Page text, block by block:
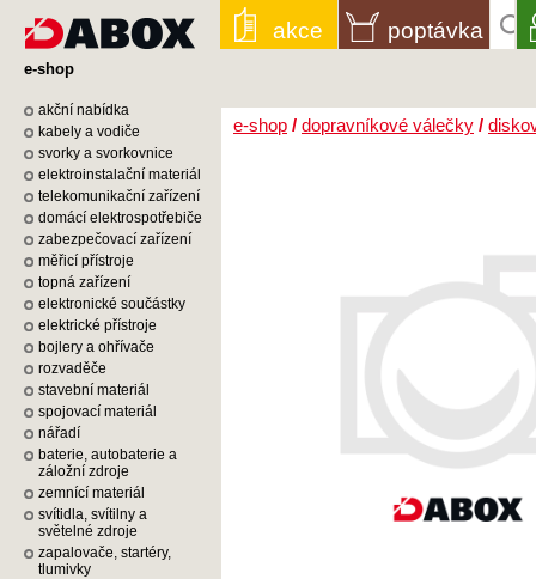
e-shop / dopravníkové válečky /
e-shop
akční nabídka
kabely a vodiče
svorky a svorkovnice
elektroinstalační materiál
telekomunikační zařízení
domácí elektrospotřebiče
zabezpečovací zařízení
měřicí přístroje
topná zařízení
elektronické součástky
elektrické přístroje
bojlery a ohřívače
rozvaděče
stavební materiál
spojovací materiál
nářadí
baterie, autobaterie a
záložní zdroje
zemnící materiál
svítidla, svítilny a
světelné zdroje
zapalovače, startéry,
tlumivky
akce poptávka